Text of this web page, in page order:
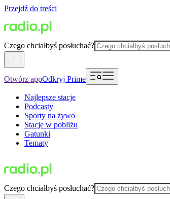
Przejdź do treści
Czego chciałbyś posłuchać?
Otwórz appOdkryj Prime
Najlepsze stacje
Podcasty
Sporty na żywo
Stacje w pobliżu
Gatunki
Tematy
Czego chciałbyś posłuchać?